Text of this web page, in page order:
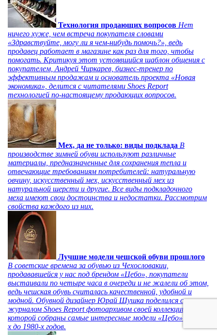
Технология продающих вопросов Нет
ничего хуже, чем встреча покупателя словами
«Здравствуйте, могу ли я чем-нибудь помочь?», ведь
продавец работает в магазине как раз для того, чтобы
помогать. Критикуя этот устоявшийся шаблон общения с
покупателем, Андрей Чиркарев, бизнес-тренер по
эффективным продажам и основатель проекта «Новая
экономика», делится с читателями Shoes Report
технологией по-настоящему продающих вопросов.
Мех, да не только: виды подклада В
производстве зимней обуви используют различные
материалы, предназначенные для сохранения тепла и
отвечающие требованиям потребителей: натуральную
овчину, искусственный мех, искусственный мех из
натуральной шерсти и другие. Все виды подкладочного
меха имеют свои достоинства и недостатки. Рассмотрим
свойства каждого из них.
Лучшие модели чешской обуви прошлого
В советские времена за обувью из Чехословакии,
продававшейся у нас под брендом «Цебо», покупатели
выстаивали по четыре часа в очереди и не жалели об этом,
ведь чешская обувь считалась качественной, удобной и
модной. Обувной дизайнер Юрай Шушка поделился с
журналом Shoes Report фотоархивом своей коллекции, в
которой собраны самые интересные модели «Цебо» с 1940-
х до 1980-х годов.